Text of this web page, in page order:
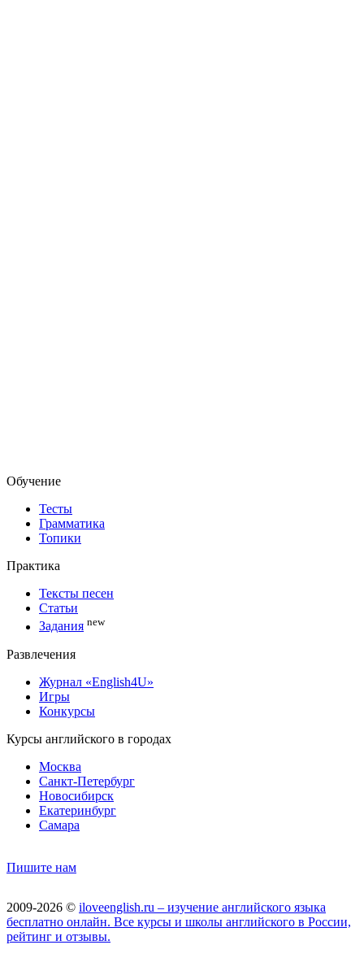
Обучение
Тесты
Грамматика
Топики
Практика
Тексты песен
Статьи
Задания new
Развлечения
Журнал «English4U»
Игры
Конкурсы
Курсы английского в городах
Москва
Санкт-Петербург
Новосибирск
Екатеринбург
Самара
Пишите нам
2009-2026 © iloveenglish.ru – изучение английского языка
бесплатно онлайн. Все курсы и школы английского в России,
рейтинг и отзывы.